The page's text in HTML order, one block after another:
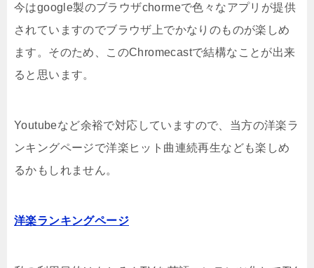
今はgoogle製のブラウザchormeで色々なアプリが提供
されていますのでブラウザ上でかなりのものが楽しめ
ます。そのため、このChromecastで結構なことが出来
ると思います。
Youtubeなど余裕で対応していますので、当方の洋楽ラ
ンキングページで洋楽ヒット曲連続再生なども楽しめ
るかもしれません。
洋楽ランキングページ